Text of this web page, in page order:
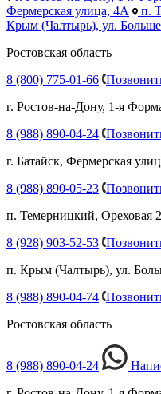
Фермерская улица, 4А
п.
Крым (Чалтырь), ул.
Ростовская область
8 (800) 775-01-66
г. Ростов-на-Дону, 1-я
8 (988) 890-04-24
г. Батайск, Фермерская
8 (988) 890-05-23
п. Темерницкий, Ореховая
8 (928) 903-52-53
п. Крым (Чалтырь), ул.
8 (988) 890-04-74
Ростовская область
8 (988) 890-04-24